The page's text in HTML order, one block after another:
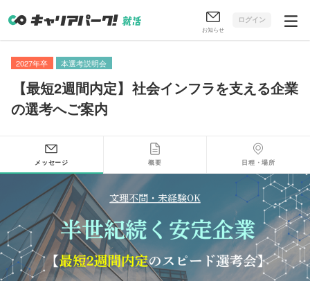
お知らせ
ログイン
2027年卒 本選考説明会
【最短2週間内定】 社会インフラを支える企業
の選考へご案内
メッセージ 概要 日程・場所